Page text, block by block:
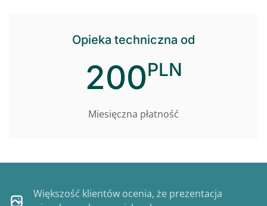
Opieka techniczna od
200PLN
Miesięczna płatność
Większość klientów ocenia, że prezentacja